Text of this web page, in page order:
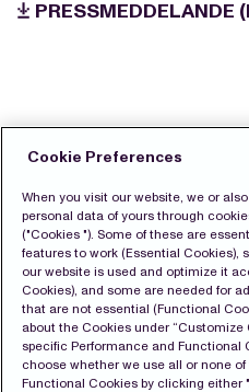
PRESSMEDDELANDE
Cookie Preferences
When you visit our website, we or
personal data of yours through
("Cookies "). Some of these are
features to work (Essential Cookies),
our website is used and optimize it
Cookies), and some are needed for
that are not essential (Functional
about the Cookies under “Customize
specific Performance and Functional
choose whether we use all or none
Functional Cookies by clicking either